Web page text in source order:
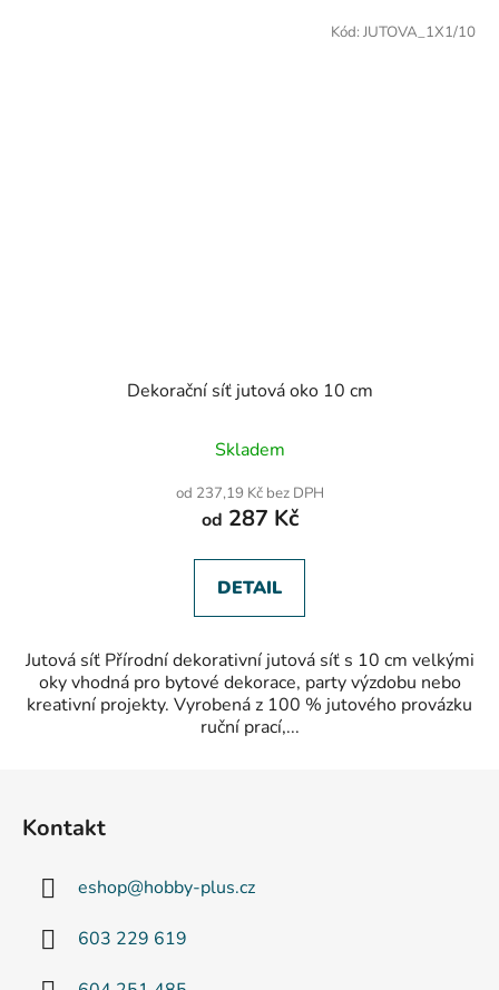
Dekorační síť jutová oko 10 cm
Skladem
od 237,19 Kč bez DPH
od 287 Kč
DETAIL
Jutová síť Přírodní dekorativní jutová síť s 10 cm velkými
oky vhodná pro bytové dekorace, party výzdobu nebo
kreativní projekty. Vyrobená z 100 % jutového provázku
ruční prací,...
Kód: JUTOVA_1X1/10
Kontakt
eshop@hobby-plus.cz
603 229 619